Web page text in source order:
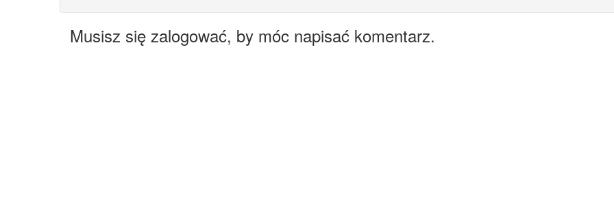
Musisz się zalogować, by móc napisać komentarz.